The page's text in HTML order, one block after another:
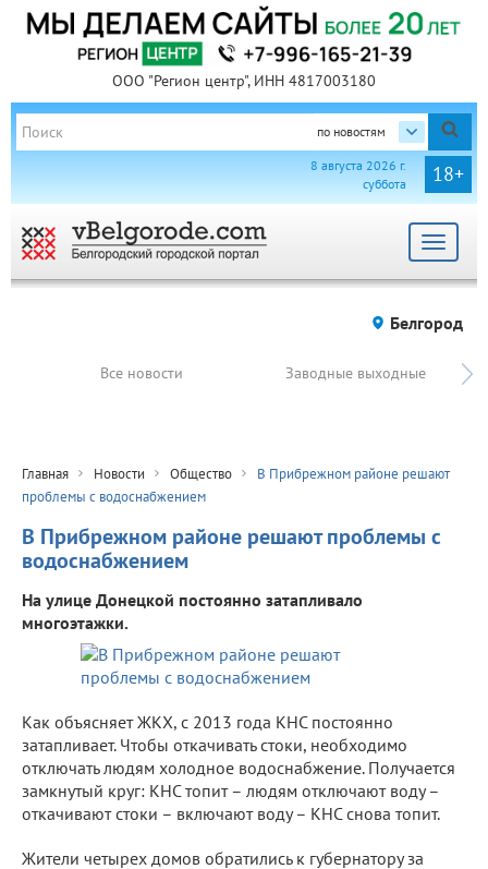
ООО "Регион центр", ИНН 4817003180
по новостям
18+
8 августа 2026 г.
суббота
Toggle
Белгород
Все новости Заводные выходные
Главная Новости Общество
В Прибрежном районе решают
проблемы с водоснабжением
В Прибрежном районе решают проблемы с
водоснабжением
На улице Донецкой постоянно затапливало
многоэтажки.
Как объясняет ЖКХ, с 2013 года КНС постоянно
затапливает. Чтобы откачивать стоки, необходимо
отключать людям холодное водоснабжение. Получается
замкнутый круг: КНС топит – людям отключают воду –
откачивают стоки – включают воду – КНС снова топит.
Жители четырех домов обратились к губернатору за